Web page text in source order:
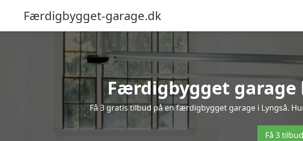
Færdigbygget-garage.dk
Færdigbygget garage
Få 3 gratis tilbud på en færdigbygget garage i Lyngså.
Få 3